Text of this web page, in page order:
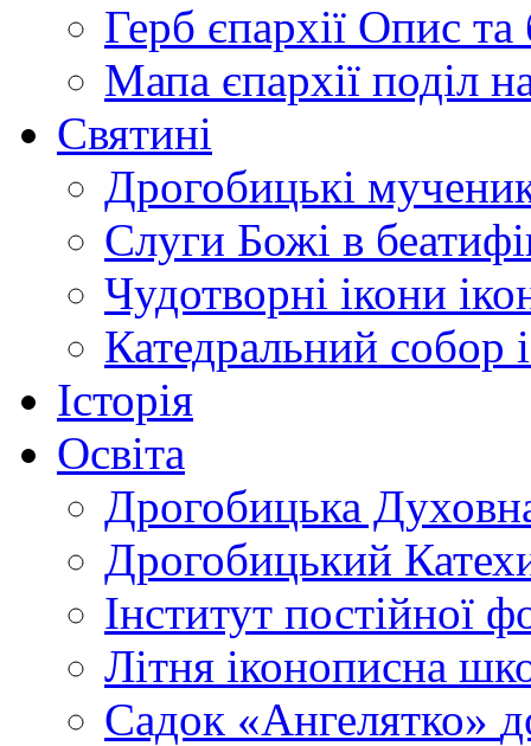
Герб єпархії Опис та
Мапа єпархії поділ
Святині
Дрогобицькі
Слуги Божі в
Чудотворні ікони
Катедральний собор
Історія
Освіта
Дрогобицька
Дрогобицький
Інститут постійної
Літня іконописна
Садок «Ангелятко»